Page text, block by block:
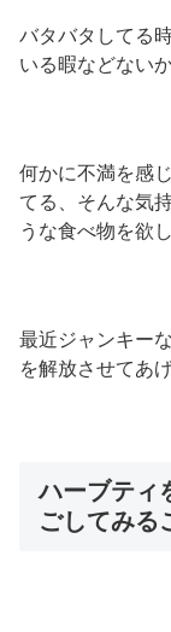
バタバタしてる
いる暇などない
何かに不満を感
てる、そんな気
うな食べ物を欲
最近ジャンキー
を解放させてあ
ハーブティ
ごしてみる